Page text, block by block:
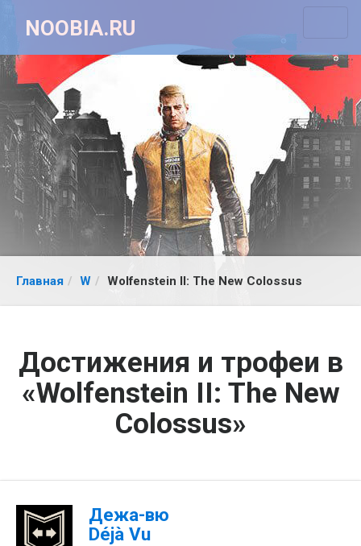
NOOBIA.RU
Главная W Wolfenstein II: The New Colossus
Достижения и трофеи в
«Wolfenstein II: The New
Colossus»
Дежа-вю
Déjà Vu